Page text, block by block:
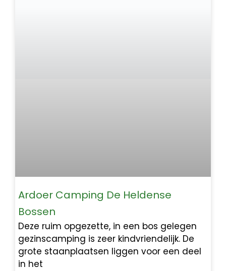
Ardoer Camping De Heldense
Bossen
Deze ruim opgezette, in een bos gelegen
gezinscamping is zeer kindvriendelijk. De
grote staanplaatsen liggen voor een deel
in het